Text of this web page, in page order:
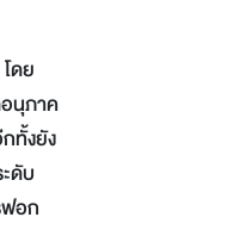
ดย
นุภาค
ทั้งยัง
ดับ
ฟอก